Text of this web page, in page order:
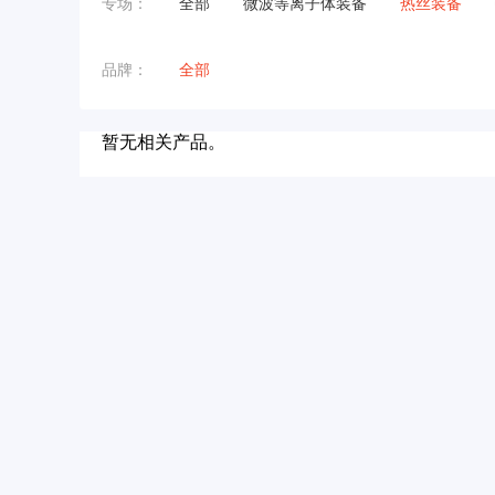
专场： 全部 微波等离子体装备 热丝装备
品牌： 全部
暂无相关产品。